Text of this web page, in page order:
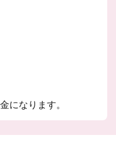
になります。